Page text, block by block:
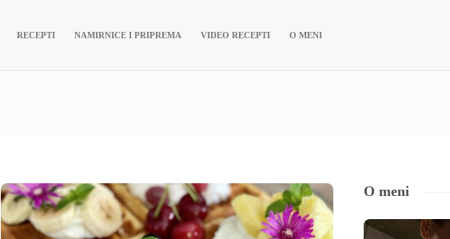
RECEPTI NAMIRNICE I PRIPREMA VIDEO RECEPTI O MENI
O meni